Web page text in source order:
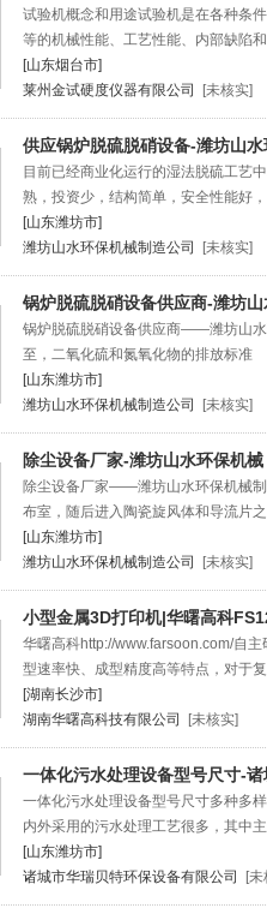
试验机概念和用途试验机是在各种条
等的机械性能、工艺性能、内部缺陷和
[山东烟台市]
莱州金试硬度仪器有限公司
[未核实]
供应锅炉脱硫脱硝设备-潍坊山
目前已经商业化运行的湿法脱硫工艺
熟，投资少，结构简单，安全性能好，
[山东潍坊市]
潍坊山水环保机械制造公司
[未核实]
锅炉脱硫脱硝设备供应商-潍坊
锅炉脱硫脱硝设备供应商——潍坊山
至，二氧化硫和氮氧化物的排放标准
[山东潍坊市]
潍坊山水环保机械制造公司
[未核实]
除尘设备厂家-潍坊山水环保机械
除尘设备厂家——潍坊山水环保机械
布室，随后进入陶瓷旋风体和导流片之
[山东潍坊市]
潍坊山水环保机械制造公司
[未核实]
小型金属3D打印机|华曙高科
华曙高科http://www.farsoon.com/自
型速率快、成型精度高等特点，对于复
[湖南长沙市]
湖南华曙高科技有限公司
[未核实]
一体化污水处理设备型号尺寸-
一体化污水处理设备型号尺寸多种多
内外采用的污水处理工艺很多，其中主
[山东潍坊市]
诸城市华瑞贝特环保设备有限公司
[